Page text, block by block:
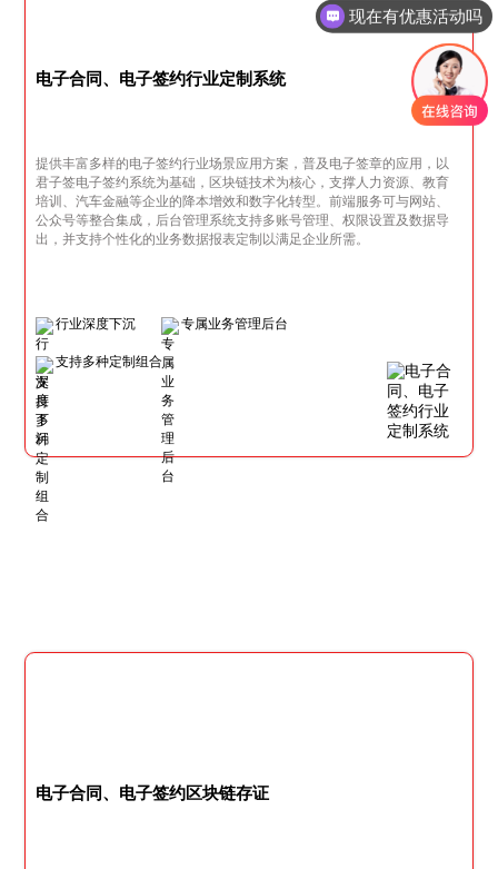
电子合同、电子签约行业定制系统
提供丰富多样的电子签约行业场景应用方案，普及电子签章的应用，以
君子签电子签约系统为基础，区块链技术为核心，支撑人力资源、教育
培训、汽车金融等企业的降本增效和数字化转型。前端服务可与网站、
公众号等整合集成，后台管理系统支持多账号管理、权限设置及数据导
出，并支持个性化的业务数据报表定制以满足企业所需。
行业深度下沉 专属业务管理后台
支持多种定制组合
电子合同、电子签约区块链存证
现在有优惠活动吗